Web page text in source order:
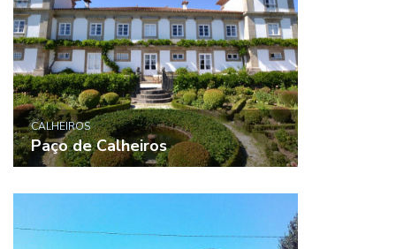
CALHEIROS
Paço de Calheiros